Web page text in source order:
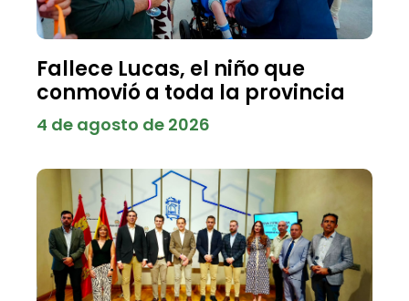
Fallece Lucas, el niño que
conmovió a toda la provincia
4 de agosto de 2026